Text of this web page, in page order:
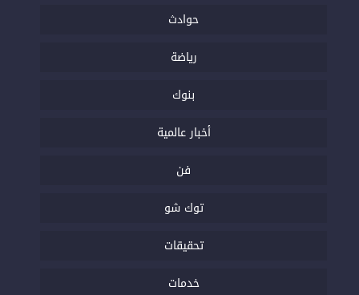
حوادث
رياضة
بنوك
أخبار عالمية
فن
توك شو
تحقيقات
خدمات